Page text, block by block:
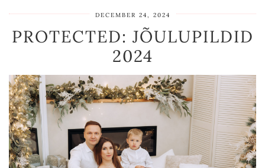
DECEMBER 24, 2024
PROTECTED: JÕULUPILDID
2024